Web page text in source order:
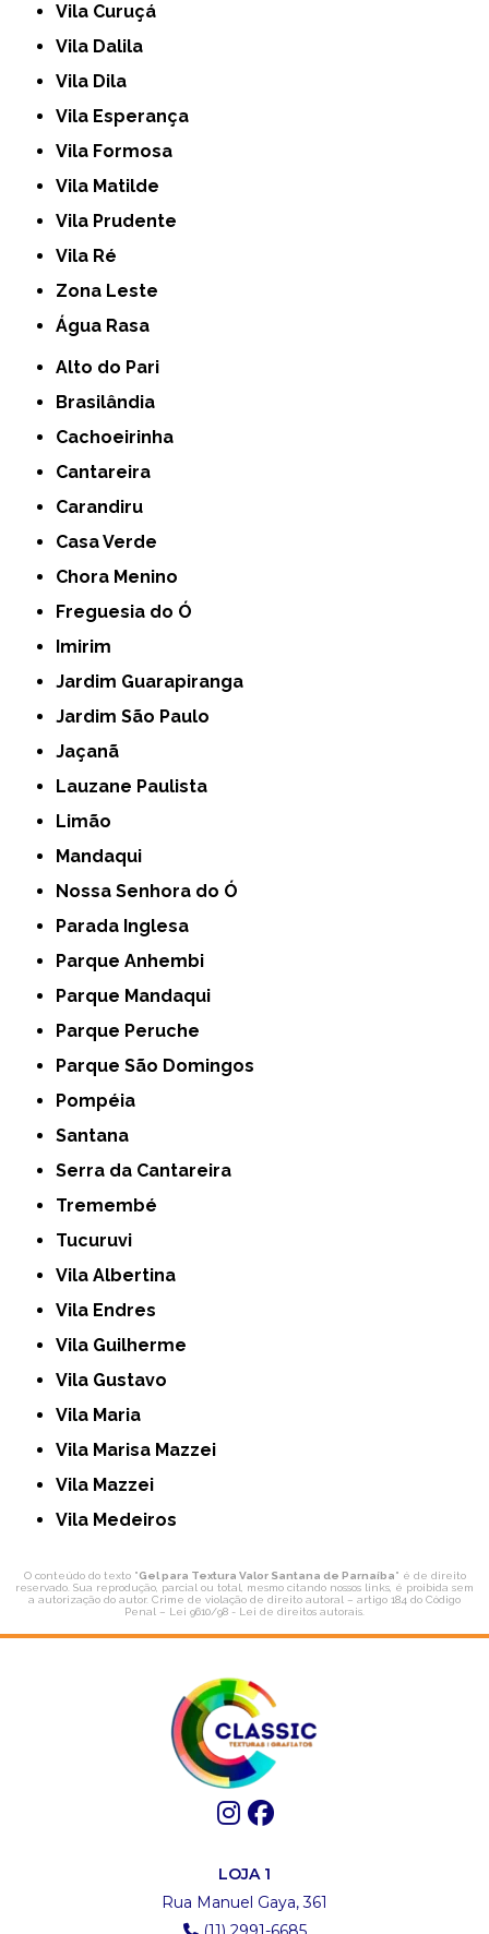
Vila Curuçá
Vila Dalila
Vila Dila
Vila Esperança
Vila Formosa
Vila Matilde
Vila Prudente
Vila Ré
Zona Leste
Água Rasa
Alto do Pari
Brasilândia
Cachoeirinha
Cantareira
Carandiru
Casa Verde
Chora Menino
Freguesia do Ó
Imirim
Jardim Guarapiranga
Jardim São Paulo
Jaçanã
Lauzane Paulista
Limão
Mandaqui
Nossa Senhora do Ó
Parada Inglesa
Parque Anhembi
Parque Mandaqui
Parque Peruche
Parque São Domingos
Pompéia
Santana
Serra da Cantareira
Tremembé
Tucuruvi
Vila Albertina
Vila Endres
Vila Guilherme
Vila Gustavo
Vila Maria
Vila Marisa Mazzei
Vila Mazzei
Vila Medeiros
O conteúdo do texto "Gel para Textura Valor Santana de Parnaíba" é de direito
reservado. Sua reprodução, parcial ou total, mesmo citando nossos links, é proibida sem
a autorização do autor. Crime de violação de direito autoral – artigo 184 do Código
Penal – Lei 9610/98 - Lei de direitos autorais
LOJA 1
Rua Manuel Gaya, 361